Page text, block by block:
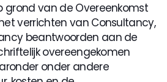
grond van de Overeenkomst
verrichten van Consultancy,
beantwoorden aan de
overeengekomen
onder andere